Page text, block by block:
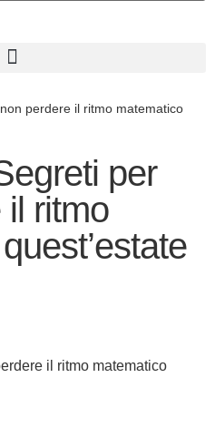
perdere il ritmo matematico
per
il ritmo
il ritmo matematico